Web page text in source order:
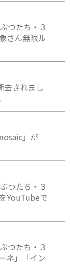
つたち・３
さん無限ル
去されまし
」が
つたち・３
YouTubeで
つたち・３
ネ」「イン